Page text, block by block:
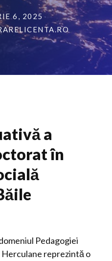
6, 2025
a
în
Pedagogiei
Herculane reprezintă o